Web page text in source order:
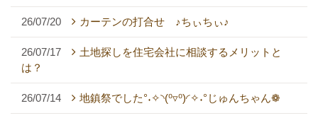
26/07/20 カーテンの打合せ ♪ちぃちぃ♪
26/07/17
土地探しを住宅会社に相談するメリットと
は？
26/07/14 地鎮祭でした°˖✧◝(⁰▿⁰)◜✧˖°じゅんちゃん❁